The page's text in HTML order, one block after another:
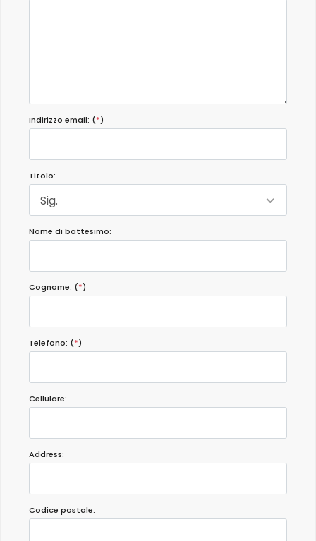
Indirizzo email: (*)
Titolo:
Sig.
Nome di battesimo:
Cognome: (*)
Telefono: (*)
Cellulare:
Address:
Codice postale: